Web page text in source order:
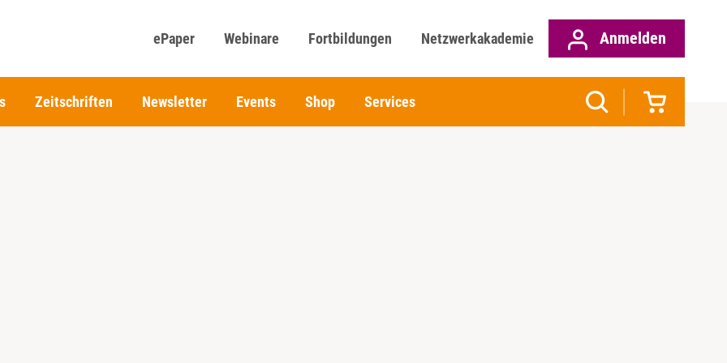
ePaper Webinare Fortbildungen Netzwerkakademie Anmelden
Zeitschriften Newsletter Events Shop Services